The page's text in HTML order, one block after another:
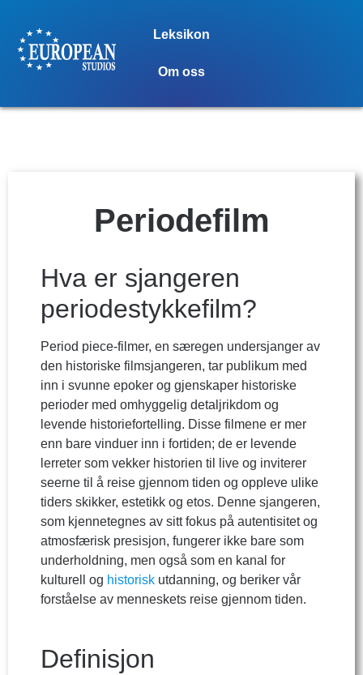
Leksikon
Om oss
Periodefilm
Hva er sjangeren
periodestykkefilm?
Period piece-filmer, en særegen undersjanger av
den historiske filmsjangeren, tar publikum med
inn i svunne epoker og gjenskaper historiske
perioder med omhyggelig detaljrikdom og
levende historiefortelling. Disse filmene er mer
enn bare vinduer inn i fortiden; de er levende
lerreter som vekker historien til live og inviterer
seerne til å reise gjennom tiden og oppleve ulike
tiders skikker, estetikk og etos. Denne sjangeren,
som kjennetegnes av sitt fokus på autentisitet og
atmosfærisk presisjon, fungerer ikke bare som
underholdning, men også som en kanal for
kulturell og historisk utdanning, og beriker vår
forståelse av menneskets reise gjennom tiden.
Definisjon